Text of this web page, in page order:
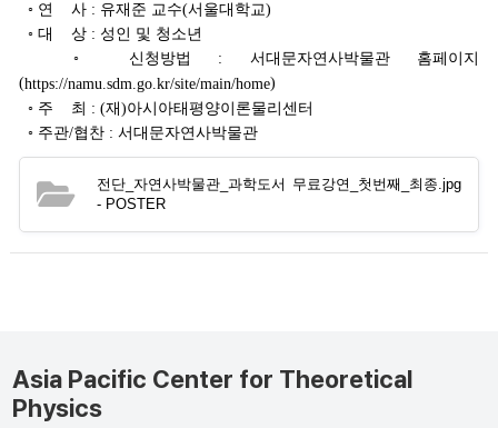
◦ 연 사 : 유재준 교수(서울대학교)
◦ 대 상 : 성인 및 청소년
◦ 신청방법 : 서대문자연사박물관 홈페이지
(https://namu.sdm.go.kr/site/main/home)
◦ 주 최 : (재)아시아태평양이론물리센터
◦ 주관/협찬 : 서대문자연사박물관
전단_자연사박물관_과학도서 무료강연_첫번째_최종.jpg
- POSTER
Asia Pacific Center for Theoretical
Physics